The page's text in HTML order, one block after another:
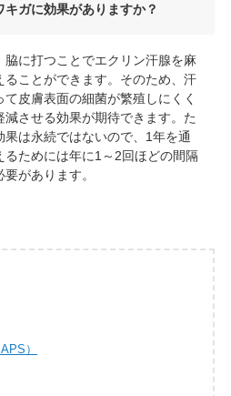
ガに効果がありますか？
脇に打つことでエクリン汗腺を麻
ることができます。そのため、汗
皮膚表面の細菌が繁殖しにくく
減させる効果が期待できます。た
果は永続ではないので、1年を通
るためには年に1～2回ほどの間隔
があります。
）